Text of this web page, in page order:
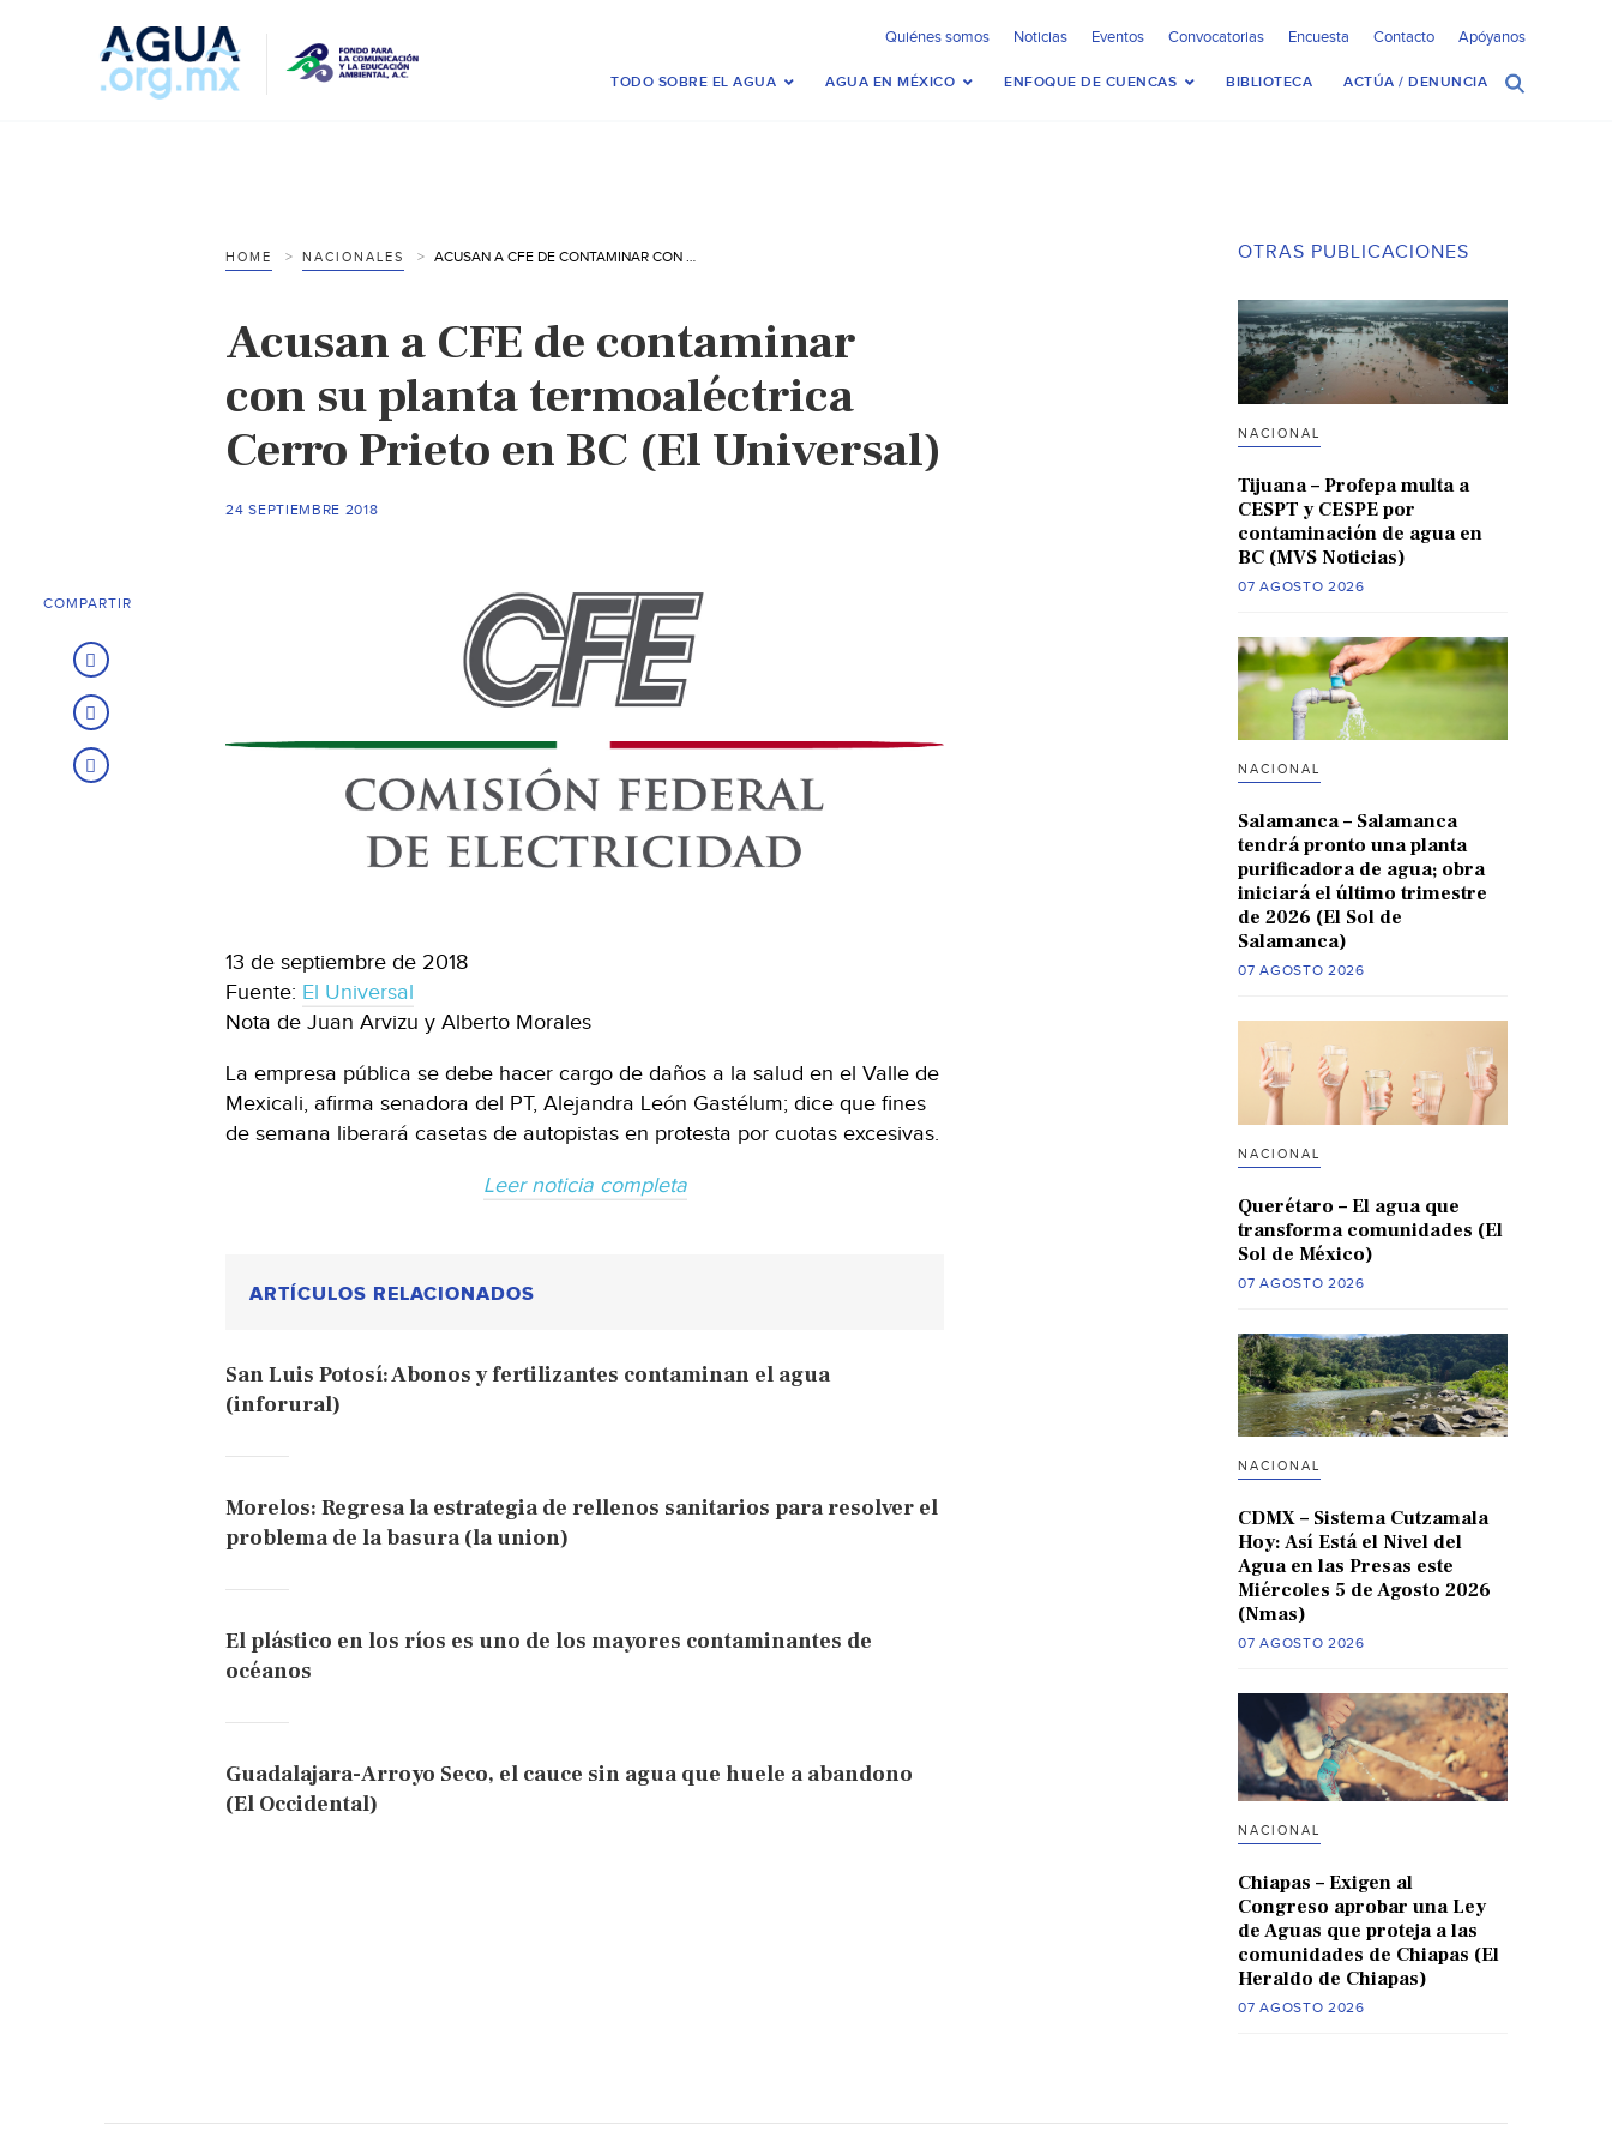
Quiénes somos Noticias Eventos Convocatorias Encuesta Contacto Apóyanos
TODO SOBRE EL AGUA AGUA EN MÉXICO ENFOQUE DE CUENCAS BIBLIOTECA ACTÚA / DENUNCIA
HOME NACIONALES ACUSAN A CFE DE CONTAMINAR CON SU PLANTA TERMOALÉCTRICA CERRO PRIETO EN BC (EL UNIVERSAL)
Acusan a CFE de contaminar
con su planta termoaléctrica
Cerro Prieto en BC (El Universal)
24 SEPTIEMBRE 2018
13 de septiembre de 2018
Fuente: El Universal
Nota de Juan Arvizu y Alberto Morales
La empresa pública se debe hacer cargo de daños a la salud en el Valle de
Mexicali, afirma senadora del PT, Alejandra León Gastélum; dice que fines
de semana liberará casetas de autopistas en protesta por cuotas excesivas.
Leer noticia completa
ARTÍCULOS RELACIONADOS
San Luis Potosí: Abonos y fertilizantes contaminan el agua
(inforural)
Morelos: Regresa la estrategia de rellenos sanitarios para resolver el
problema de la basura (la union)
El plástico en los ríos es uno de los mayores contaminantes de
océanos
Guadalajara-Arroyo Seco, el cauce sin agua que huele a abandono
(El Occidental)
COMPARTIR
OTRAS PUBLICACIONES
NACIONAL
Tijuana – Profepa multa a
CESPT y CESPE por
contaminación de agua en
BC (MVS Noticias)
07 AGOSTO 2026
NACIONAL
Salamanca – Salamanca
tendrá pronto una planta
purificadora de agua; obra
iniciará el último trimestre
de 2026 (El Sol de
Salamanca)
07 AGOSTO 2026
NACIONAL
Querétaro – El agua que
transforma comunidades (El
Sol de México)
07 AGOSTO 2026
NACIONAL
CDMX – Sistema Cutzamala
Hoy: Así Está el Nivel del
Agua en las Presas este
Miércoles 5 de Agosto 2026
(Nmas)
07 AGOSTO 2026
NACIONAL
Chiapas – Exigen al
Congreso aprobar una Ley
de Aguas que proteja a las
comunidades de Chiapas (El
Heraldo de Chiapas)
07 AGOSTO 2026